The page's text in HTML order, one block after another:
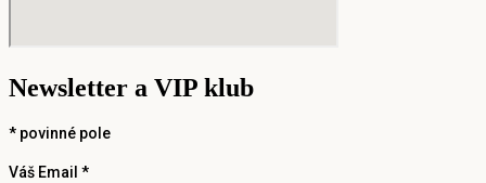
Newsletter a VIP klub
* povinné pole
Váš Email *